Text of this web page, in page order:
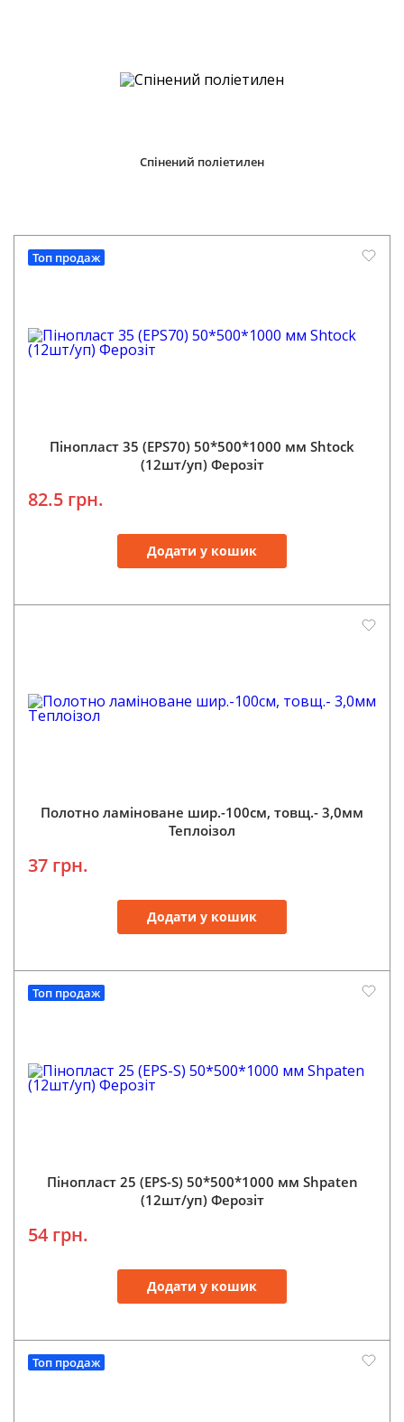
Спінений поліетилен
Топ продаж
Пінопласт 35 (EPS70) 50*500*1000 мм Shtock
(12шт/уп) Ферозіт
82.5 грн.
Додати у кошик
Полотно ламіноване шир.-100см, товщ.- 3,0мм
Теплоізол
37 грн.
Додати у кошик
Топ продаж
Пінопласт 25 (EPS-S) 50*500*1000 мм Shpaten
(12шт/уп) Ферозіт
54 грн.
Додати у кошик
Топ продаж